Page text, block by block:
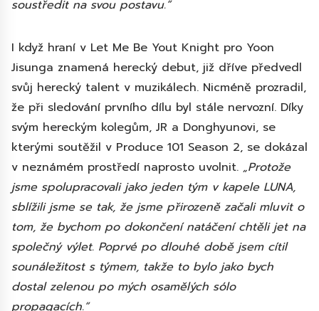
soustředit na svou postavu.“
I když hraní v Let Me Be Yout Knight pro Yoon
Jisunga znamená herecký debut, již dříve předvedl
svůj herecký talent v muzikálech. Nicméně prozradil,
že při sledování prvního dílu byl stále nervozní. Díky
svým hereckým kolegům, JR a Donghyunovi, se
kterými soutěžil v Produce 101 Season 2, se dokázal
v neznámém prostředí naprosto uvolnit. „Protože
jsme spolupracovali jako jeden tým v kapele LUNA,
sblížili jsme se tak, že jsme přirozeně začali mluvit o
tom, že bychom po dokončení natáčení chtěli jet na
společný výlet. Poprvé po dlouhé době jsem cítil
sounáležitost s týmem, takže to bylo jako bych
dostal zelenou po mých osamělých sólo
propagacích.“